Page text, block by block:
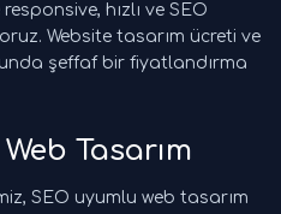
hızlı ve SEO
Website tasarım ücreti ve
şeffaf bir fiyatlandırma
Tasarım
SEO uyumlu web tasarım